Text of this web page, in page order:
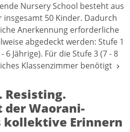
Nursery School besteht aus
insgesamt 50 Kinder. Dadurch
Anerkennung erforderliche
abgedeckt werden: Stufe 1
6 Jährige). Für die Stufe 3 (7 - 8
Klassenzimmer benötigt
Resisting.
der Waorani-
kollektive Erinnern